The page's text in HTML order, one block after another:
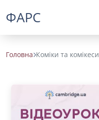
ФАРС
Головна Коміки та комікеси